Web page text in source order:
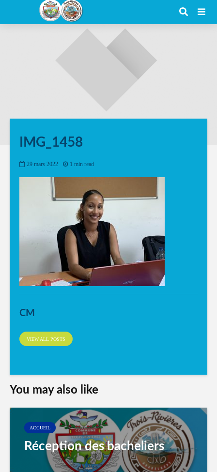
IMG_1458
29 mars 2022 1 min read
CM
VIEW ALL POSTS
You may also like
ACCUEIL
Réception des bacheliers